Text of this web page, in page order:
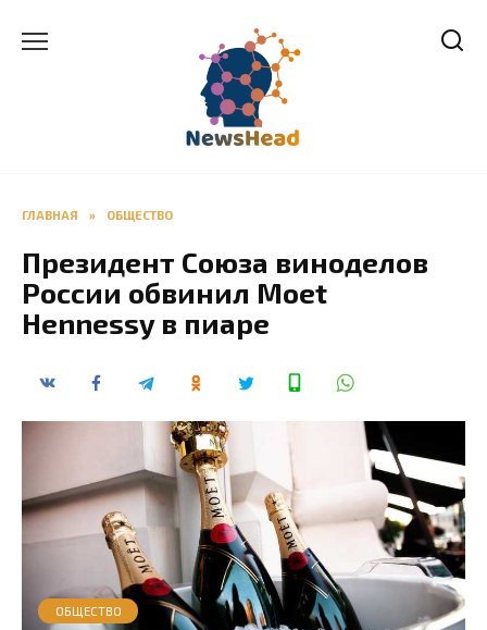
ГЛАВНАЯ » ОБЩЕСТВО
Президент Союза виноделов
России обвинил Moet
Hennessy в пиаре
ОБЩЕСТВО